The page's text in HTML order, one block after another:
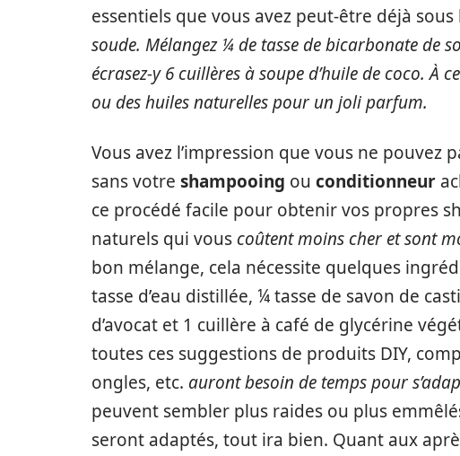
essentiels que vous avez peut-être déjà sous
soude. Mélangez ¼ de tasse de bicarbonate de
écrasez-y 6 cuillères à soupe d’huile de coco. À
ou des huiles naturelles pour un joli parfum.
Vous avez l’impression que vous ne pouvez
sans votre shampooing ou conditionneur
ce procédé facile pour obtenir vos propres
naturels qui vous coûtent moins cher et sont
bon mélange, cela nécessite quelques
tasse d’eau distillée, ¼ tasse de savon de
d’avocat et 1 cuillère à café de glycérine
toutes ces suggestions de produits DIY,
ongles, etc. auront besoin de temps pour
peuvent sembler plus raides ou plus
seront adaptés, tout ira bien. Quant aux